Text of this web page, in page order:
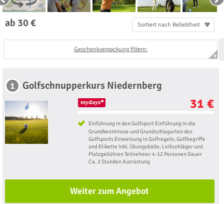
ab 30 € Sortiert nach Beliebtheit
Geschenkverpackung filtern:
1 Golfschnupperkurs Niedernberg
31 €
Einführung in den Golfsport Einführung in die
Grundkenntnisse und Grundschlagarten des
Golfsports Einweisung in Golfregeln, Golfbegriffe
und Etikette Inkl. Übungsbälle, Leihschläger und
Platzgebühren Teilnehmer 4-12 Personen Dauer
Ca. 2 Stunden Ausrüstung
Weiter zum Angebot